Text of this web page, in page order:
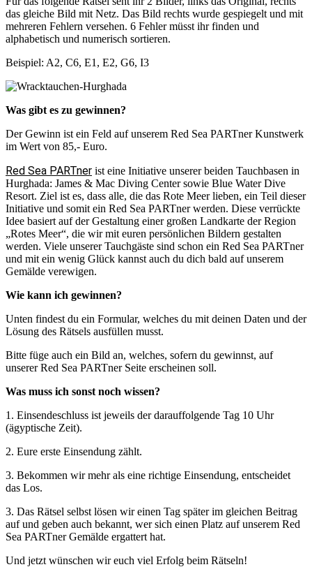
das gleiche Bild mit Netz. Das Bild rechts wurde gespiegelt und mit
mehreren Fehlern versehen. 6 Fehler müsst ihr finden und
alphabetisch und numerisch sortieren.
Beispiel: A2, C6, E1, E2, G6, I3
Was gibt es zu gewinnen?
Der Gewinn ist ein Feld auf unserem Red Sea PARTner Kunstwerk
im Wert von 85,- Euro.
Red Sea PARTner ist eine Initiative unserer beiden Tauchbasen in
Hurghada: James & Mac Diving Center sowie Blue Water Dive
Resort. Ziel ist es, dass alle, die das Rote Meer lieben, ein Teil dieser
Initiative und somit ein Red Sea PARTner werden. Diese verrückte
Idee basiert auf der Gestaltung einer großen Landkarte der Region
„Rotes Meer“, die wir mit euren persönlichen Bildern gestalten
werden. Viele unserer Tauchgäste sind schon ein Red Sea PARTner
und mit ein wenig Glück kannst auch du dich bald auf unserem
Gemälde verewigen.
Wie kann ich gewinnen?
Unten findest du ein Formular, welches du mit deinen Daten und der
Lösung des Rätsels ausfüllen musst.
Bitte füge auch ein Bild an, welches, sofern du gewinnst, auf
unserer Red Sea PARTner Seite erscheinen soll.
Was muss ich sonst noch wissen?
1. Einsendeschluss ist jeweils der darauffolgende Tag 10 Uhr
(ägyptische Zeit).
2. Eure erste Einsendung zählt.
3. Bekommen wir mehr als eine richtige Einsendung, entscheidet
das Los.
3. Das Rätsel selbst lösen wir einen Tag später im gleichen Beitrag
auf und geben auch bekannt, wer sich einen Platz auf unserem Red
Sea PARTner Gemälde ergattert hat.
Und jetzt wünschen wir euch viel Erfolg beim Rätseln!